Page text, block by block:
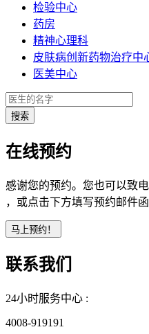
检验中心
药房
精神心理科
皮肤病创新药物治疗中
医美中心
在线预约
感谢您的预约。您也可以致
，或点击下方填写预约邮件函
联系我们
24小时服务中心 :
4008-919191